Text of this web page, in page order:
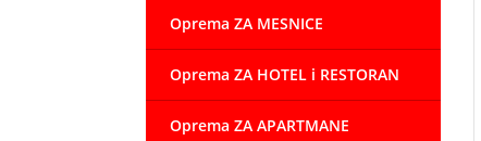
Oprema ZA MESNICE
Oprema ZA HOTEL i RESTORAN
Oprema ZA APARTMANE